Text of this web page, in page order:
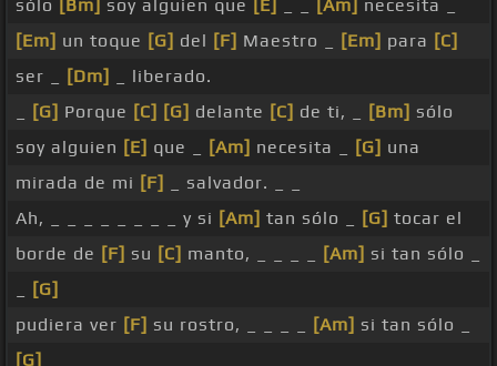
sólo [Bm] soy alguien que [E] [Am] necesita _
[Em] un toque [G] del [F] Maestro _ [Em] para [C]
ser _
[Dm]
_ liberado.
[G] Porque [C] [G] delante [C] de ti, _ [Bm] sólo
soy alguien [E] que _ [Am] necesita _ [G] una
mirada de mi [F]
_ salvador. _ _
Ah, _ _ _ _ _ _ _ _ y si [Am] tan sólo _ [G] tocar el
borde de [F] su [C] manto, _ _ _ _ [Am] si tan sólo _
[G]
pudiera ver [F] su rostro, _ _ _ _ [Am] si tan sólo _
[G]